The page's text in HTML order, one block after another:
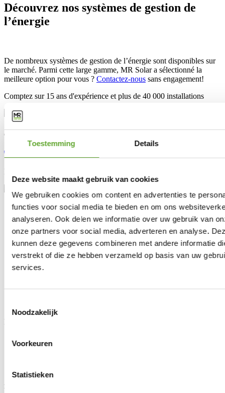
Toestemming Details
Deze website maakt gebruik van cookies
We gebruiken cookies om content en advertenties te
functies voor social media te bieden en om ons
analyseren. Ook delen we informatie over uw gebruik van
onze partners voor social media, adverteren en analyse.
kunnen deze gegevens combineren met andere informatie
verstrekt of die ze hebben verzameld op basis van uw
services.
Noodzakelijk
Voorkeuren
Statistieken
Découvrez nos systèmes de gestion de
l’énergie
De nombreux systèmes de gestion de l’énergie sont disponibles sur
le marché. Parmi cette large gamme, MR Solar a sélectionné la
meilleure option pour vous ? Contactez-nous sans engagement!
Comptez sur 15 ans d'expérience et plus de 40 000 installations
Contactez nos experts :
Nous sommes disponibles de
Solutions
Bornes de recharge industrielles
Panneaux solaires industriels
BESS
Energy Management System
Service client
MR Solar
À propos de nous
Blog
Rester informé